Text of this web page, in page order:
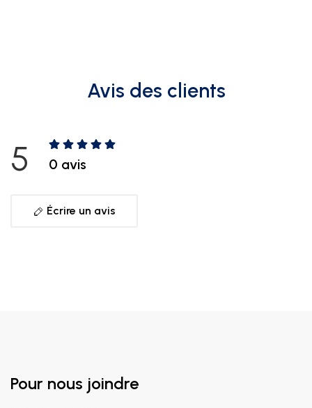
Avis des clients
5 0 avis
Écrire un avis
Pour nous joindre